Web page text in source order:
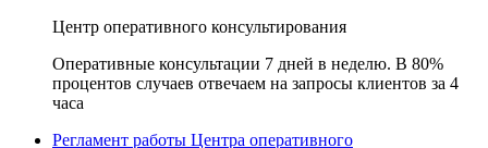
Центр оперативного консультирования
Оперативные консультации 7 дней в неделю. В 80%
процентов случаев отвечаем на запросы клиентов за 4
часа
Регламент работы Центра оперативного